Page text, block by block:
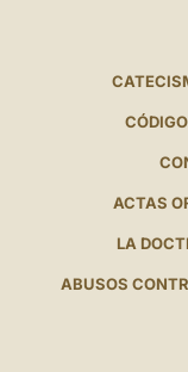
ACTAS
LA
ABUSOS